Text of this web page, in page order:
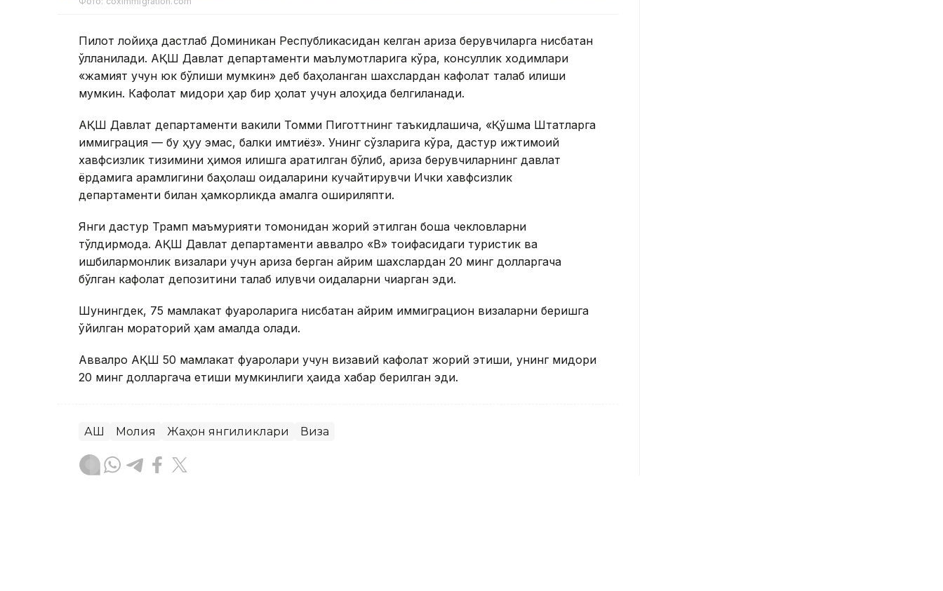
Пилот лойиҳа дастлаб Доминикан Республикасидан келган ариза берувчиларга нисбатан
қўлланилади. АҚШ Давлат департаменти маълумотларига кўра, консуллик ходимлари
«жамият учун юк бўлиши мумкин» деб баҳоланган шахслардан кафолат талаб қилиши
мумкин. Кафолат миқдори ҳар бир ҳолат учун алоҳида белгиланади.
АҚШ Давлат департаменти вакили Томми Пиготтнинг таъкидлашича, «Қўшма Штатларга
иммиграция — бу ҳуқуқ эмас, балки имтиёз». Унинг сўзларига кўра, дастур ижтимоий
хавфсизлик тизимини ҳимоя қилишга қаратилган бўлиб, ариза берувчиларнинг давлат
ёрдамига қарамлигини баҳолаш қоидаларини кучайтирувчи Ички хавфсизлик
департаменти билан ҳамкорликда амалга ошириляпти.
Янги дастур Трамп маъмурияти томонидан жорий этилган бошқа чекловларни
тўлдирмоқда. АҚШ Давлат департаменти аввалроқ «B» тоифасидаги туристик ва
ишбилармонлик визалари учун ариза берган айрим шахслардан 20 минг долларгача
бўлган кафолат депозитини талаб қилувчи қоидаларни чиқарган эди.
Шунингдек, 75 мамлакат фуқароларига нисбатан айрим иммиграцион визаларни беришга
қўйилган мораторий ҳам амалда қолади.
Аввалроқ АҚШ 50 мамлакат фуқаролари учун визавий кафолат жорий этиши, унинг миқдори
20 минг долларгача етиши мумкинлиги ҳақида хабар берилган эди.
АҚШ Молия Жаҳон янгиликлари Виза